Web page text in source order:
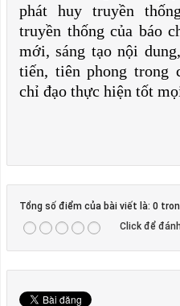
phát huy truyền
truyền thống của báo
mới, sáng tạo nội
tiến, tiên phong trong
chỉ đạo thực hiện tốt
Tổng số điểm của bài viết là: 0
Click để